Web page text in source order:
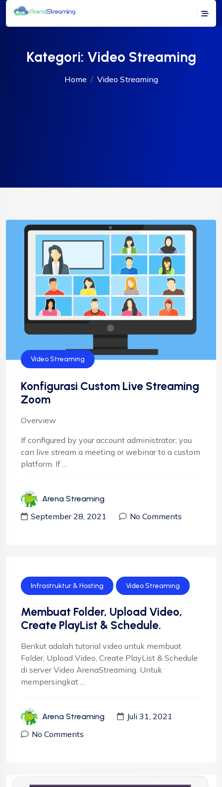
Kategori: Video Streaming
Home Video Streaming
Video Streaming
Konfigurasi Custom Live Streaming
Zoom
Overview
If configured by your account administrator, you
can live stream a meeting or webinar to a custom
platform. If ...
Arena Streaming
September 28, 2021 No Comments
Infrastruktur & Hosting Video Streaming
Membuat Folder, Upload Video,
Create PlayList & Schedule.
Berikut adalah tutorial video untuk membuat
Folder, Upload Video, Create PlayList & Schedule
di server Video ArenaStreaming. Untuk
mempersingkat ...
Arena Streaming
Juli 31, 2021
No Comments